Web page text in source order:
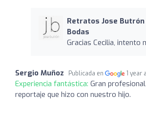
Retratos Jose
Bodas
Gracias Cecilia, intento
Sergio Muñoz Publicada en 1 year
Experiencia fantástica: Gran
reportaje que hizo con nuestro hijo.